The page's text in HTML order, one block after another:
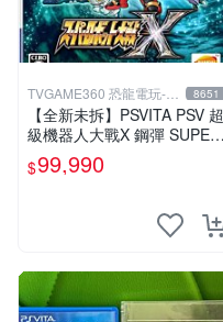
TVGAME360 恐龍電玩-台
中店
8651
【全新未拆】PSVITA PSV 超
級機器人大戰X 鋼彈 SUPER
ROBOT WARS X 中文版【台
中恐龍電玩】
$99,990